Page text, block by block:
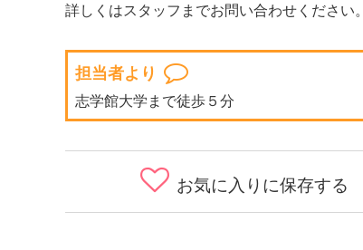
詳しくはスタッフまでお問い合わせください。
担当者より
志学館大学まで徒歩５分
お気に入りに保存する